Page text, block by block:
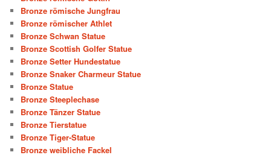
Bronze römische Jungfrau
Bronze römischer Athlet
Bronze Schwan Statue
Bronze Scottish Golfer Statue
Bronze Setter Hundestatue
Bronze Snaker Charmeur Statue
Bronze Statue
Bronze Steeplechase
Bronze Tänzer Statue
Bronze Tierstatue
Bronze Tiger-Statue
Bronze weibliche Fackel